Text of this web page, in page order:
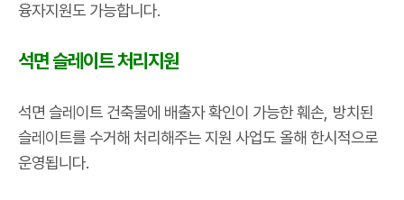
융자지원도 가능합니다.
석면 슬레이트 처리지원
석면 슬레이트 건축물에 배출자 확인이 가능한 훼손 방치된
슬레이트를 수거해 처리해주는 지원 사업도 올해 한시적으로
운영됩니다.